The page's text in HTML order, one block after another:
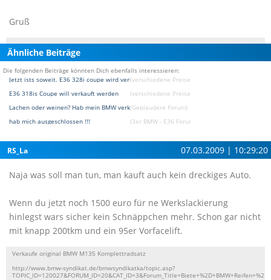
Gruß
Ähnliche Beiträge
Die folgenden Beiträge könnten Dich ebenfalls interessieren:
Jetzt ists soweit. E36 328i coupe wird verkauft.(verschiedene Preise / Kaufberatung Forum)
E36 318is Coupe will verkauft werden
(verschiedene Preise / Kaufberatung Forum)
Lachen oder weinen? Hab mein BMW verkauft...(Geplaudere Forum)
hab mich ausgeschlossen !!!
(3er BMW - E36 Forum)
RS_La 07.03.2009 | 10:29:20
Naja was soll man tun, man kauft auch kein dreckiges Auto.
Wenn du jetzt noch 1500 euro für ne Werkslackierung
hinlegst wars sicher kein Schnäppchen mehr. Schon gar nicht
mit knapp 200tkm und ein 95er Vorfacelift.
Verkaufe original BMW M135 Komplettradsatz
http://www.bmw-syndikat.de/bmwsyndikatka/topic.asp?